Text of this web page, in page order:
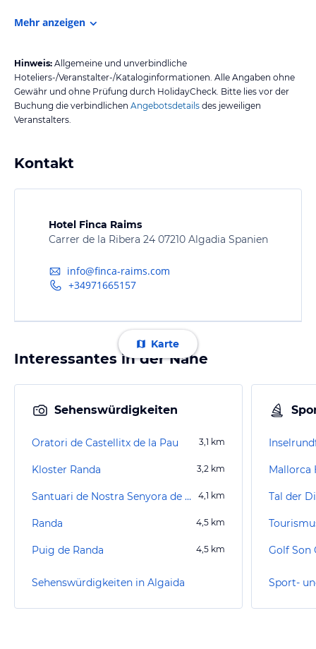
Mehr anzeigen
Hinweis: Allgemeine und unverbindliche
Hoteliers-/Veranstalter-/Kataloginformationen. Alle Angaben ohne
Gewähr und ohne Prüfung durch HolidayCheck. Bitte lies vor der
Buchung die verbindlichen Angebotsdetails des jeweiligen
Veranstalters.
Kontakt
Hotel Finca Raims
Carrer de la Ribera 24 07210 Algadia Spanien
info@finca-raims.com
+34971665157
Karte
Interessantes in der Nähe
Sehenswürdigkeiten
Oratori de Castellitx de la Pau 3,1 km
Kloster Randa 3,2 km
Santuari de Nostra Senyora de Gracia 4,1 km
Randa 4,5 km
Puig de Randa 4,5 km
Sehenswürdigkeiten in Algaida
Mallorca
Tal der
Golf Son
Sport-